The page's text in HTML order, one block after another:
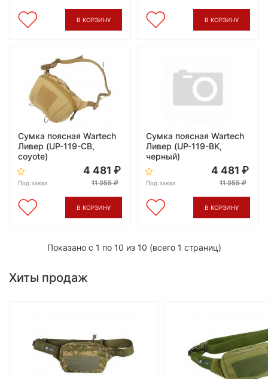
В КОРЗИНУ В КОРЗИНУ
Сумка поясная Wartech
Ливер (UP-119-CB,
coyote)
Под заказ
4 481
11 955
В КОРЗИНУ
Сумка поясная Wartech
Ливер (UP-119-BK,
черный)
Под заказ
4 481
11 955
В КОРЗИНУ
Показано с 1 по 10 из 10 (всего 1 страниц)
Хиты продаж